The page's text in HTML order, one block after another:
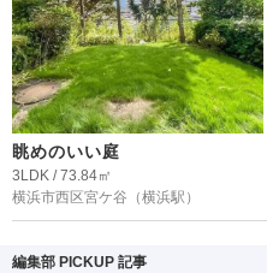
眺めのいい庭
3LDK / 73.84㎡
横浜市西区宮ケ谷 （横浜駅）
編集部 PICKUP 記事